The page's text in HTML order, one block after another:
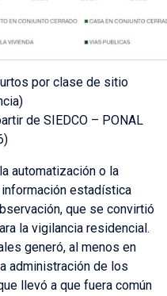
por clase de sitio
de SIEDCO – PONAL
automatización o la
estadística
que se convirtió
la vigilancia residencial.
generó, al menos en
administración de los
llevó a que fuera común